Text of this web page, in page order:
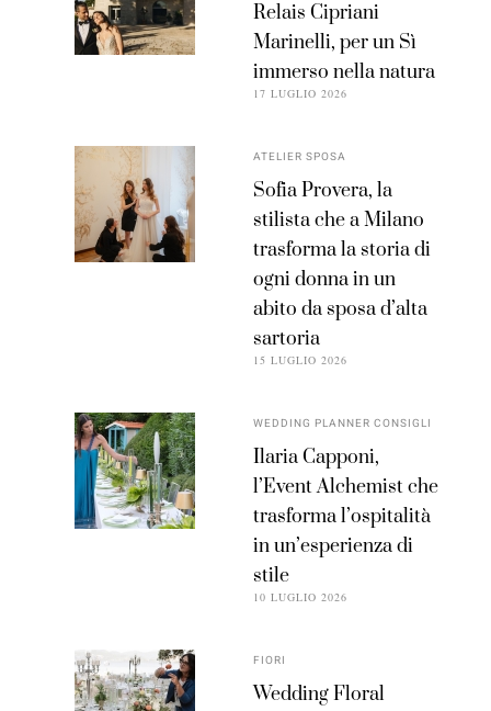
Relais Cipriani
Marinelli, per un Sì
immerso nella natura
17 LUGLIO 2026
ATELIER SPOSA
Sofia Provera, la
stilista che a Milano
trasforma la storia di
ogni donna in un
abito da sposa d’alta
sartoria
15 LUGLIO 2026
WEDDING PLANNER CONSIGLI
Ilaria Capponi,
l’Event Alchemist che
trasforma l’ospitalità
in un’esperienza di
stile
10 LUGLIO 2026
FIORI
Wedding Floral